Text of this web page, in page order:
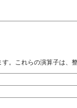
。これらの演算子は